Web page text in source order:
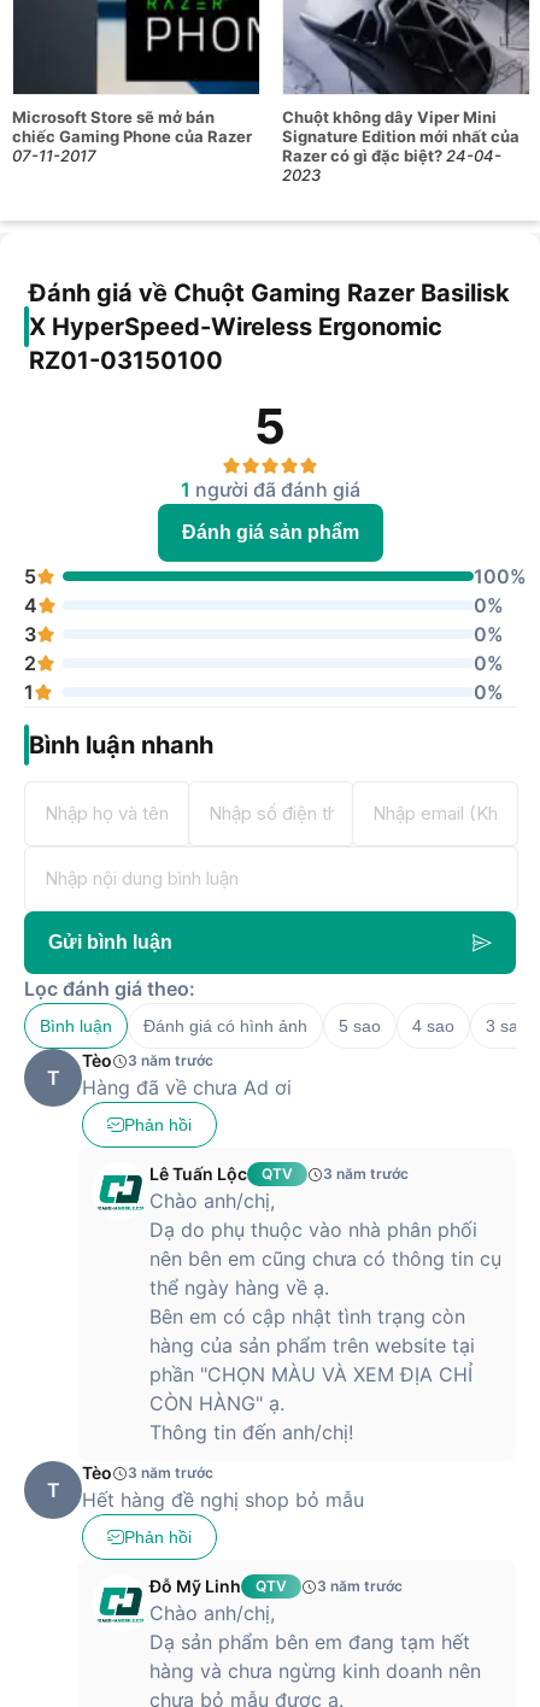
Microsoft Store sẽ mở bán
chiếc Gaming Phone của Razer
07-11-2017
Chuột không dây Viper Mini
Signature Edition mới nhất của
Razer có gì đặc biệt?24-04-
2023
Đánh giá về Chuột Gaming Razer Basilisk
X HyperSpeed-Wireless Ergonomic
RZ01-03150100
5
1 người đã đánh giá
Đánh giá sản phẩm
5
100%
4
0%
3
0%
2
0%
1
0%
Bình luận nhanh
Gửi bình luận
Lọc đánh giá theo:
Bình luận Đánh giá có hình ảnh 5 sao 4 sao 3 sao
T
Tèo 3 năm trước
Hàng đã về chưa Ad ơi
Phản hồi
Lê Tuấn Lộc QTV 3 năm trước
Chào anh/chị,
Dạ do phụ thuộc vào nhà phân phối
nên bên em cũng chưa có thông tin cụ
thể ngày hàng về ạ.
Bên em có cập nhật tình trạng còn
hàng của sản phẩm trên website tại
phần "CHỌN MÀU VÀ XEM ĐỊA CHỈ
CÒN HÀNG" ạ.
Thông tin đến anh/chị!
T
Tèo 3 năm trước
Hết hàng đề nghị shop bỏ mẫu
Phản hồi
Đỗ Mỹ Linh QTV 3 năm trước
Chào anh/chị,
Dạ sản phẩm bên em đang tạm hết
hàng và chưa ngừng kinh doanh nên
chưa bỏ mẫu được ạ.